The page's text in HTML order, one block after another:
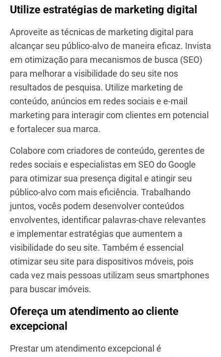
alinhados. Uma boa ideia é desenvolver seu próprio
de design de brochuras imobiliárias bem
elaboradas. Além disso, adicione um toque pessoal
à sua marca, como contar histórias ou incluir
depoimentos de clientes, tornando-a mais
autêntica e memorável para seu público.
Utilize estratégias de marketing digital
Aproveite as técnicas de marketing digital para
alcançar seu público-alvo de maneira eficaz. Invista
em otimização para mecanismos de busca (SEO)
para melhorar a visibilidade do seu site nos
resultados de pesquisa. Utilize marketing de
conteúdo, anúncios em redes sociais e e-mail
marketing para interagir com clientes em potencial
e fortalecer sua marca.
Colabore com criadores de conteúdo, gerentes de
redes sociais e especialistas em SEO do Google
para otimizar sua presença digital e atingir seu
público-alvo com mais eficiência. Trabalhando
juntos, vocês podem desenvolver conteúdos
envolventes, identificar palavras-chave relevantes
e implementar estratégias que aumentem a
visibilidade do seu site. Também é essencial